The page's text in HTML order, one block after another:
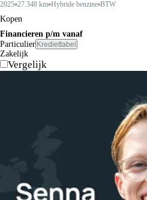
2025 27.348 km Hybride benzine BTW
Kopen
Financieren p/m vanaf
Particulier Krediettabel
Zakelijk
Vergelijk